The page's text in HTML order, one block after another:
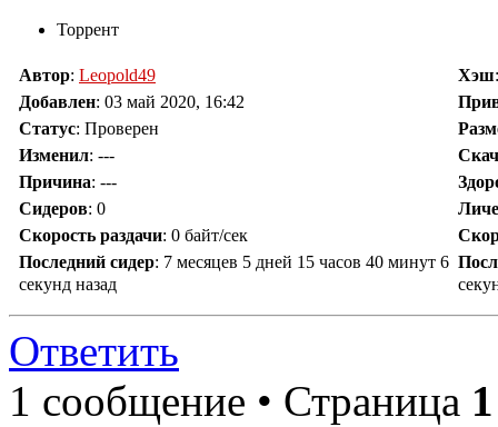
Торрент
Автор: Leopold49 Хэш
Добавлен: 03 май 2020, 16:42
Статус: Проверен
Изменил: ---
Причина: ---
Сидеров: 0
Скорость раздачи: 0 байт/сек
Последний сидер: 7 месяцев 5 дней 15 часов 40 минут 6
секунд назад
Ответить
1 сообщение • Страница 1